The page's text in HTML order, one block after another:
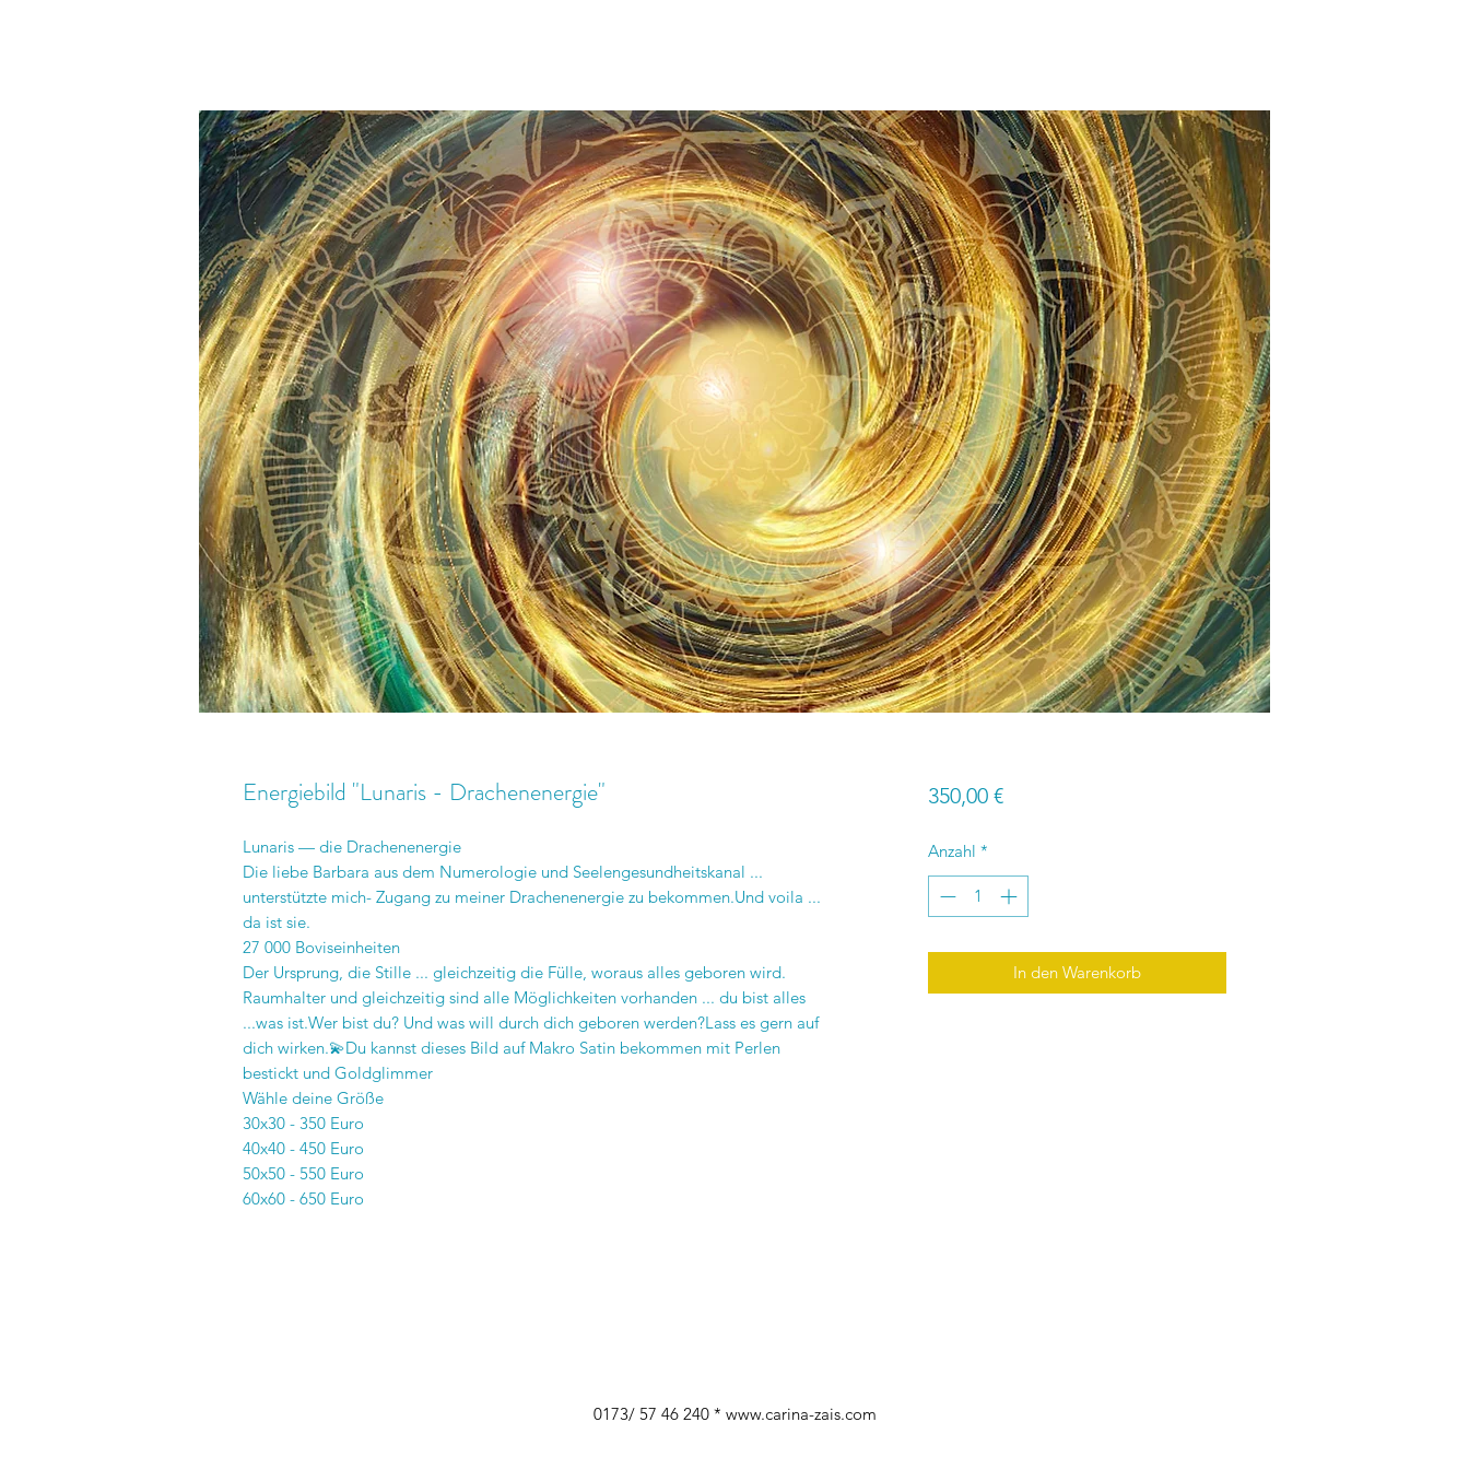
Energiebild "Lunaris - Drachenenergie"
Lunaris — die Drachenenergie
Die liebe Barbara aus dem Numerologie und Seelengesundheitskanal ...
unterstützte mich- Zugang zu meiner Drachenenergie zu bekommen.Und voila ...
da ist sie.
27 000 Boviseinheiten
Der Ursprung, die Stille ... gleichzeitig die Fülle, woraus alles geboren wird.
Raumhalter und gleichzeitig sind alle Möglichkeiten vorhanden ... du bist alles
...was ist.Wer bist du? Und was will durch dich geboren werden?Lass es gern auf
dich wirken.💫Du kannst dieses Bild auf Makro Satin bekommen mit Perlen
bestickt und Goldglimmer
Wähle deine Größe
30x30 - 350 Euro
40x40 - 450 Euro
50x50 - 550 Euro
60x60 - 650 Euro
350,00 €Preis
Anzahl *
In den Warenkorb
0173/ 57 46 240 * www.carina-zais.com